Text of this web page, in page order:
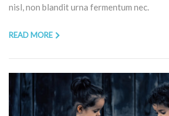
nisl, non blandit urna fermentum nec.
READ MORE